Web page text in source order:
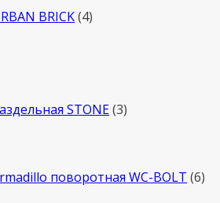
BRICK 4товара
STONE 3товара
поворотная WC-BOLT 66